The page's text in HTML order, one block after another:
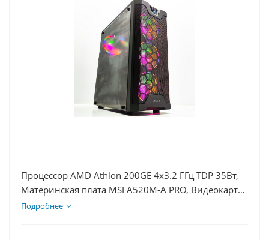
Процессор AMD Athlon 200GE 4x3.2 ГГц TDP 35Вт,
Материнская плата MSI A520M-A PRO, Видеокарта
UltraHD 1Гб, Память DDR4 8Gb, Диски SSD 500Гб
Подробнее